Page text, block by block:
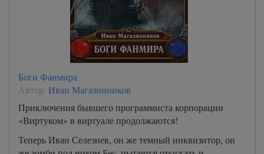
Боги Фанмира
Автор: Иван Магазинников
Приключения бывшего программиста корпорации
«Виртуком» в виртуале продолжаются!
Теперь Иван Селезнев, он же темный инквизитор, он